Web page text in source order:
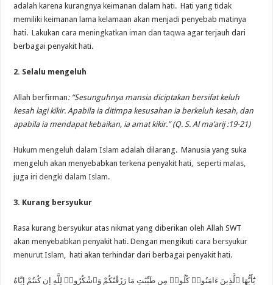
adalah karena kurangnya keimanan dalam hati. Hati yang tidak
memiliki keimanan lama kelamaan akan menjadi penyebab matinya
hati. Lakukancara meningkatkan iman dan taqwa agar terjauh dari
berbagai penyakit hati.
2. Selalu mengeluh
Allah berfirman: “Sesunguhnya mansia diciptakan bersifat keluh
kesah lagi kikir. Apabila ia ditimpa kesusahan ia berkeluh kesah, dan
apabila ia mendapat kebaikan, ia amat kikir.”(Q. S. Al ma’arij :19-21)
Hukum mengeluh dalam Islam adalah dilarang. Manusia yang suka
mengeluh akan menyebabkan terkena penyakit hati, seperti malas,
jugairi dengki dalam Islam.
3. Kurang bersyukur
Rasa kurang bersyukur atas nikmat yang diberikan oleh Allah SWT
akan menyebabkan penyakit hati. Dengan mengikuticara bersyukur
menurut Islam , hati akan terhindar dari berbagai penyakit hati.
يَٰٓأَيُّهَا ٱلَّذِينَ ءَامَنُوا۟ كُلُوا۟ مِن طَيِّبَٰتِ مَا رَزَقْنَٰكُمْ وَٱشْكُرُوا۟ لِلَّهِ إِن كُنتُمْ إِيَّاهُ